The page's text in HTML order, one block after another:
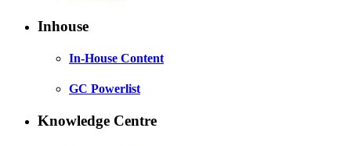
Inhouse
In-House Content
GC Powerlist
Knowledge Centre